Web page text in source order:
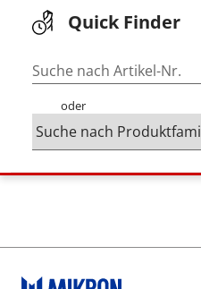
Quick Finder
Suche nach Artikel-Nr.
oder